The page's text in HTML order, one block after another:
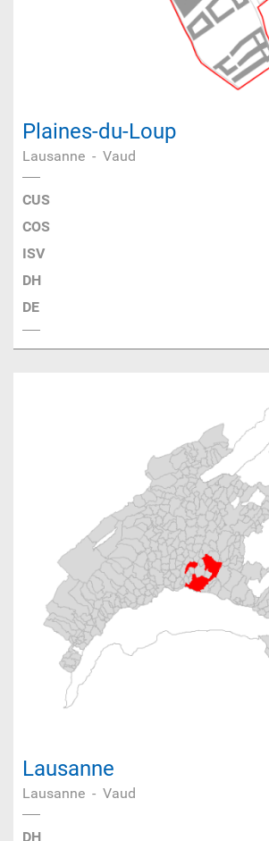
Plaines-du-Loup
Lausanne - Vaud
CUS
COS
ISV
DH
DE
Lausanne
Lausanne - Vaud
DH